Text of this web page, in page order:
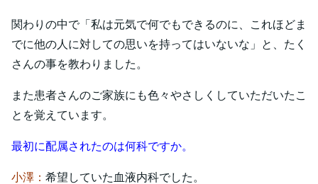
関わりの中で「私は元気で何でもできるのに、これほどま
でに他の人に対しての思いを持ってはいないな」と、たく
さんの事を教わりました。
また患者さんのご家族にも色々やさしくしていただいたこ
とを覚えています。
最初に配属されたのは何科ですか。
小澤： 希望していた血液内科でした。